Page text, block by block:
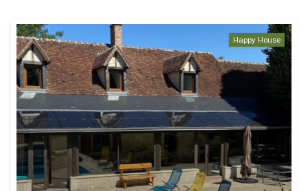
Happy House